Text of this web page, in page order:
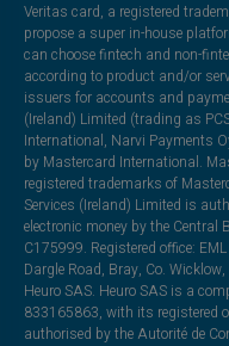
Veritas card, a registered
propose a super in-house
can choose fintech and non-
according to product and/or
issuers for accounts and
(Ireland) Limited (trading as
International, Narvi Payments
by Mastercard International.
registered trademarks of
Services (Ireland) Limited is
electronic money by the
C175999. Registered office:
Dargle Road, Bray, Co.
Heuro SAS. Heuro SAS is a
833165863, with its registered
authorised by the Autorité de